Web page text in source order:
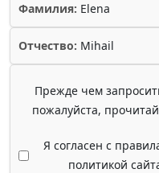
Фамилия: Elena
Отчество: Mihail
Прежде чем
пожалуйста,
Я согласен с
политикой